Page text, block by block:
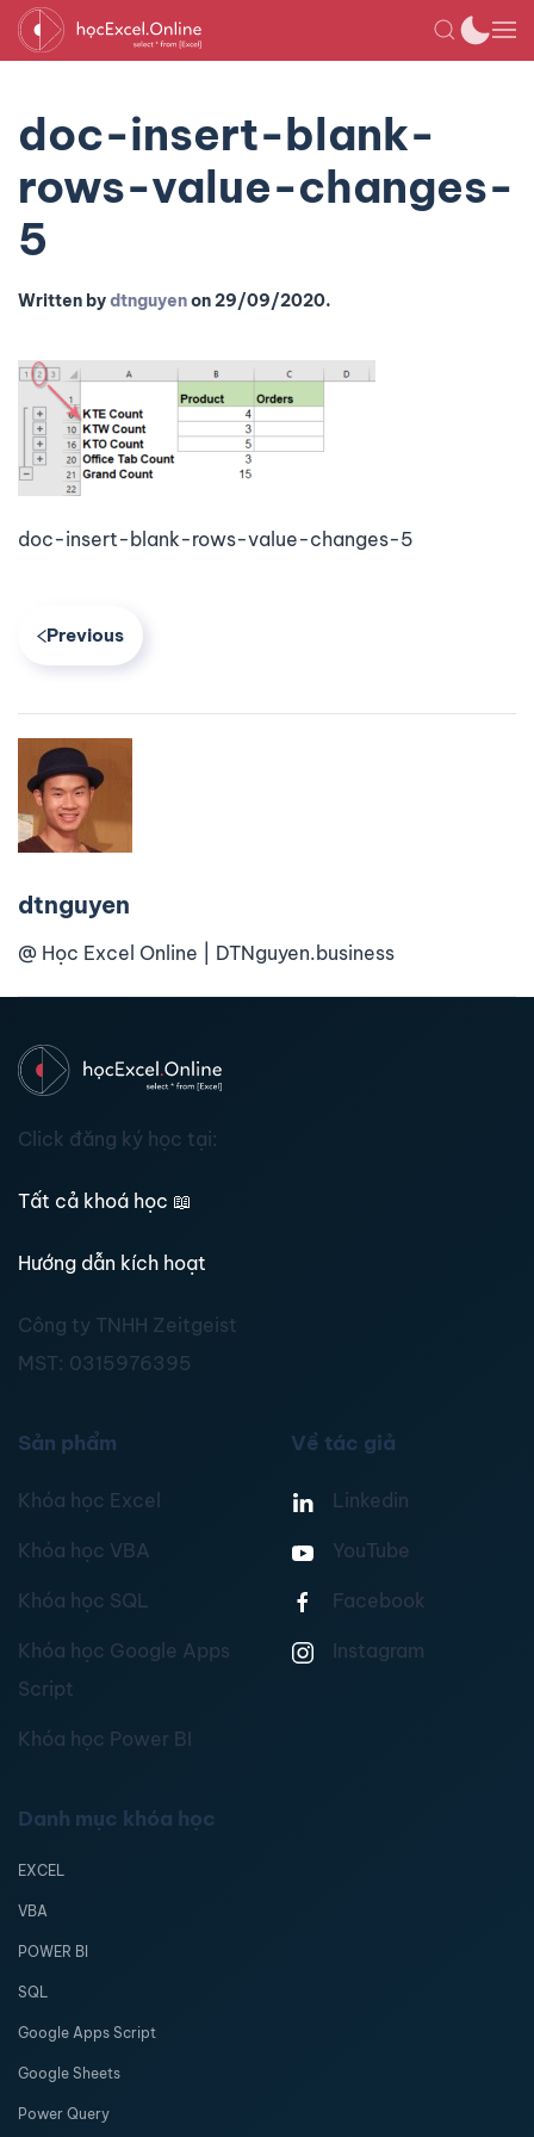
doc-insert-blank-
rows-value-changes-
5
Written bydtnguyenon29/09/2020.
doc-insert-blank-rows-value-changes-5
Previous
dtnguyen
@ Học Excel Online | DTNguyen.business
Click đăng ký học tại:
Tất cả khoá học 📖
Hướng dẫn kích hoạt
Công ty TNHH Zeitgeist
MST: 0315976395
Sản phẩm
Khóa học Excel
Khóa học VBA
Khóa học SQL
Khóa học Google Apps
Script
Khóa học Power BI
Về tác giả
Linkedin
YouTube
Facebook
Instagram
Danh mục khóa học
EXCEL
VBA
POWER BI
SQL
Google Apps Script
Google Sheets
Power Query